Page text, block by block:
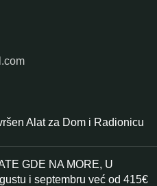
Alat za Dom i Radionicu
GDE NA MORE, U
i septembru već od 415€